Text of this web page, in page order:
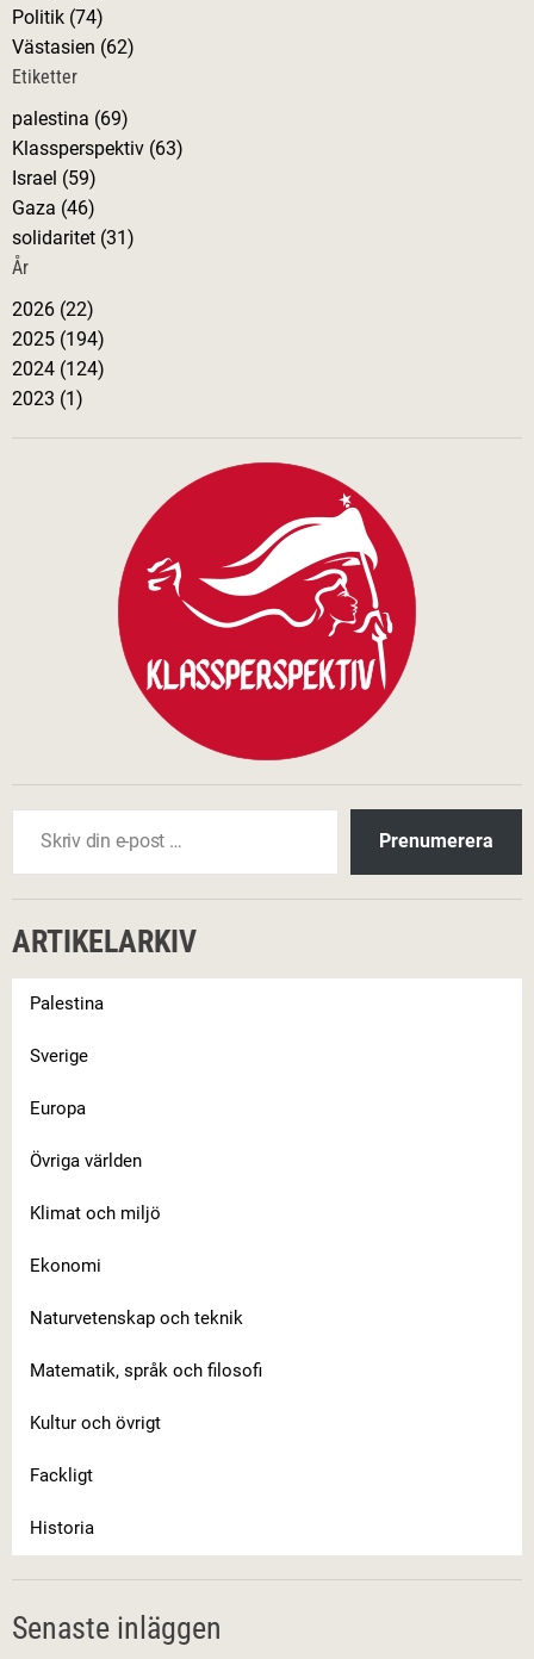
v
i
g
e
r
i
n
Politik (74)
Västasien (62)
Etiketter
palestina (69)
Klassperspektiv (63)
Israel (59)
Gaza (46)
solidaritet (31)
År
2026 (22)
2025 (194)
2024 (124)
2023 (1)
Skriv din e-post …
Prenumerera
ARTIKELARKIV
Palestina
Sverige
Europa
Övriga världen
Klimat och miljö
Ekonomi
Naturvetenskap och teknik
Matematik, språk och filosofi
Kultur och övrigt
Fackligt
Historia
Senaste inläggen